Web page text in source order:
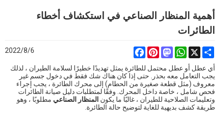
أهمية المنظار الصناعي في استكشاف أخطاء
الطائرات
Share
FacebookPinterest
Mastodon
WhatsApp X
2022/8/6
أي عطل أو عطل محتمل للطائرة يمثل تهديدًا خطيرًا لسلامة الطيران ، لذلك
يجب التعامل معه بحذر. حتى إذا كان هناك شك فقط في دخول جسم غير
معروف (مثل قطعة صغيرة من الحطام) إلى محرك الطائرة ، يجب إجراء
فحص شامل ، خاصة داخل المحرك. وفقًا لمتطلبات دليل صيانة الطائرات
وتعليمات الصلاحية للطيران ، غالبًا ما يكون المنظار الصناعي مطلوبًا ، وهو
طريقة كشف بديهية للغاية لتوضيح حالة الطائرة.